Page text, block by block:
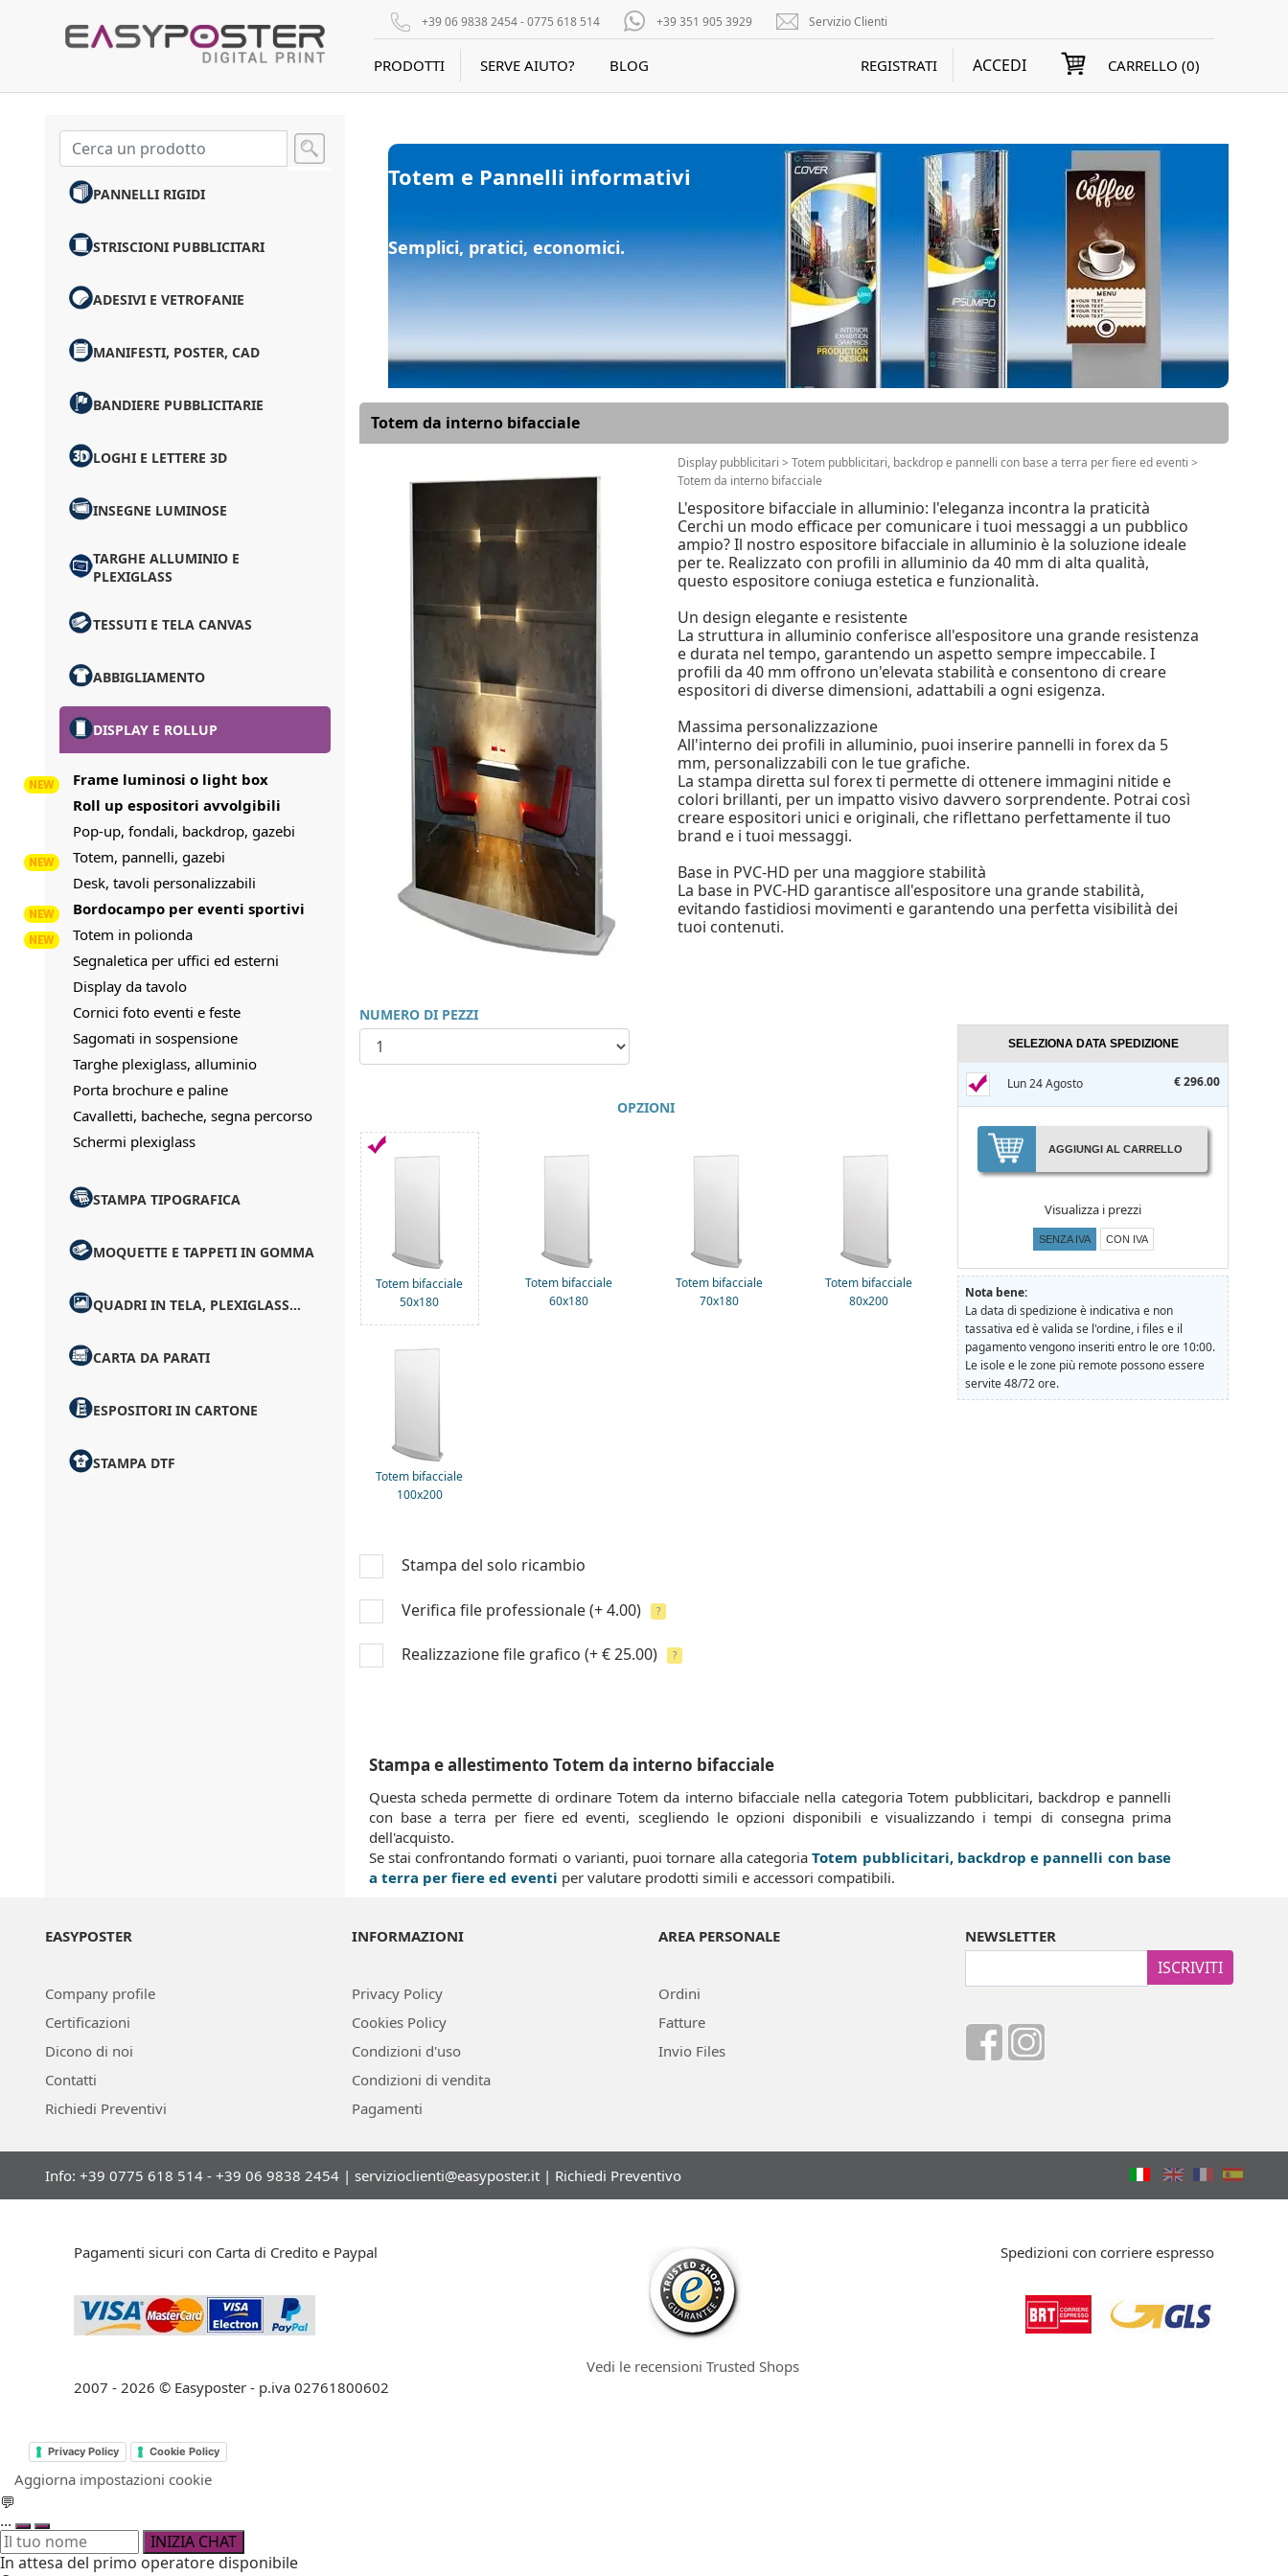
+39 06 9838 2454 - 0775 618 514 +39 351 905 3929 Servizio Clienti
PRODOTTI SERVE AIUTO? BLOG REGISTRATI ACCEDI CARRELLO (0)
PANNELLI RIGIDI
STRISCIONI PUBBLICITARI
ADESIVI E VETROFANIE
MANIFESTI, POSTER, CAD
BANDIERE PUBBLICITARIE
LOGHI E LETTERE 3D
INSEGNE LUMINOSE
TARGHE ALLUMINIO E
PLEXIGLASS
TESSUTI E TELA CANVAS
ABBIGLIAMENTO
DISPLAY E ROLLUP
Frame luminosi o light box
Roll up espositori avvolgibili
Pop-up, fondali, backdrop, gazebi
Totem, pannelli, gazebi
Desk, tavoli personalizzabili
Bordocampo per eventi sportivi
Totem in polionda
Segnaletica per uffici ed esterni
Display da tavolo
Cornici foto eventi e feste
Sagomati in sospensione
Targhe plexiglass, alluminio
Porta brochure e paline
Cavalletti, bacheche, segna percorso
Schermi plexiglass
STAMPA TIPOGRAFICA
MOQUETTE E TAPPETI IN GOMMA
QUADRI IN TELA, PLEXIGLASS...
CARTA DA PARATI
ESPOSITORI IN CARTONE
STAMPA DTF
Totem e Pannelli informativi
Semplici, pratici, economici.
Totem da interno bifacciale
Display pubblicitari > Totem pubblicitari, backdrop e pannelli con base a terra per fiere ed eventi >
Totem da interno bifacciale
L'espositore bifacciale in alluminio: l'eleganza incontra la praticità
Cerchi un modo efficace per comunicare i tuoi messaggi a un pubblico
ampio? Il nostro espositore bifacciale in alluminio è la soluzione ideale
per te. Realizzato con profili in alluminio da 40 mm di alta qualità,
questo espositore coniuga estetica e funzionalità.
Un design elegante e resistente
La struttura in alluminio conferisce all'espositore una grande resistenza
e durata nel tempo, garantendo un aspetto sempre impeccabile. I
profili da 40 mm offrono un'elevata stabilità e consentono di creare
espositori di diverse dimensioni, adattabili a ogni esigenza.
Massima personalizzazione
All'interno dei profili in alluminio, puoi inserire pannelli in forex da 5
mm, personalizzabili con le tue grafiche.
La stampa diretta sul forex ti permette di ottenere immagini nitide e
colori brillanti, per un impatto visivo davvero sorprendente. Potrai così
creare espositori unici e originali, che riflettano perfettamente il tuo
brand e i tuoi messaggi.
Base in PVC-HD per una maggiore stabilità
La base in PVC-HD garantisce all'espositore una grande stabilità,
evitando fastidiosi movimenti e garantendo una perfetta visibilità dei
tuoi contenuti.
NUMERO DI PEZZI
OPZIONI
Totem bifacciale
50x180
Totem bifacciale
60x180
Totem bifacciale
70x180
Totem bifacciale
80x200
Totem bifacciale
100x200
Stampa del solo ricambio
Verifica file professionale (+ 4.00) ?
Realizzazione file grafico (+ € 25.00) ?
SELEZIONA DATA SPEDIZIONE
Lun 24 Agosto € 296.00
AGGIUNGI AL CARRELLO
Visualizza i prezzi
SENZA IVA CON IVA
Nota bene:
La data di spedizione è indicativa e non
tassativa ed è valida se l'ordine, i files e il
pagamento vengono inseriti entro le ore 10:00.
Le isole e le zone più remote possono essere
servite 48/72 ore.
Stampa e allestimento Totem da interno bifacciale
Questa scheda permette di ordinare Totem da interno bifacciale nella categoria Totem pubblicitari, backdrop e pannelli
con base a terra per fiere ed eventi, scegliendo le opzioni disponibili e visualizzando i tempi di consegna prima
dell'acquisto.
Se stai confrontando formati o varianti, puoi tornare alla categoriaTotem pubblicitari, backdrop e pannelli con base
a terra per fiere ed eventi per valutare prodotti simili e accessori compatibili.
EASYPOSTER
Company profile
Certificazioni
Dicono di noi
Contatti
Richiedi Preventivi
INFORMAZIONI
Privacy Policy
Cookies Policy
Condizioni d'uso
Condizioni di vendita
Pagamenti
AREA PERSONALE
Ordini
Fatture
Invio Files
NEWSLETTER
ISCRIVITI
Info: +39 0775 618 514 - +39 06 9838 2454 | servizioclienti@easyposter.it | Richiedi Preventivo
Pagamenti sicuri con Carta di Credito e Paypal
2007 - 2026 © Easyposter - p.iva 02761800602
Vedi le recensioni Trusted Shops
Spedizioni con corriere espresso
Privacy Policy Cookie Policy
Aggiorna impostazioni cookie
💬
...
INIZIA CHAT
In attesa del primo operatore disponibile